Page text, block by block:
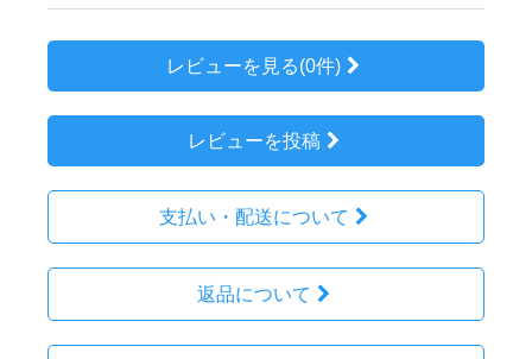
レビューを見る(0件)
レビューを投稿
支払い・配送について
返品について